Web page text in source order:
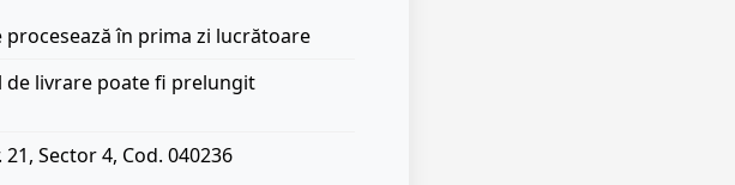
procesează în prima zi lucrătoare
de livrare poate fi prelungit
Sector 4, Cod. 040236